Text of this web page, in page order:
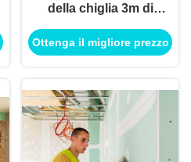
della chiglia 3m di
larghezza di 150mm
del muro divisorio
Ottenga il migliore prezzo